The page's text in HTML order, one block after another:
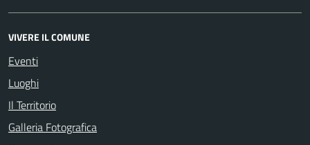
VIVERE IL COMUNE
Eventi
Luoghi
Il Territorio
Galleria Fotografica